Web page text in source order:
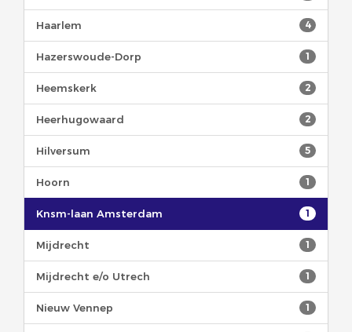
4
Haarlem
1
Hazerswoude-Dorp
2
Heemskerk
2
Heerhugowaard
5
Hilversum
1
Hoorn
1
Knsm-laan Amsterdam
1
Mijdrecht
1
Mijdrecht e/o Utrech
1
Nieuw Vennep